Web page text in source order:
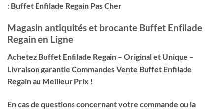
: Buffet Enfilade Regain Pas Cher
Magasin antiquités et brocante Buffet Enfilade
Regain en Ligne
Achetez Buffet Enfilade Regain – Original et Unique –
Livraison garantie Commandes Vente Buffet Enfilade
Regain au Meilleur Prix !
En cas de questions concernant votre commande ou la